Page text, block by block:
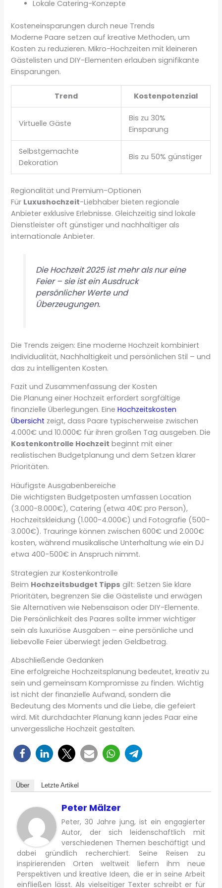
Lokale Catering-Konzepte
Kosteneinsparungen durch neue Trends
Moderne Paare setzen auf kreative Methoden, um
Kosten zu reduzieren. Mikro-Hochzeiten mit kleineren
Gästelisten und DIY-Elementen erlauben signifikante
Einsparungen.
Trend Kostenpotenzial
Virtuelle Gäste
Bis zu 30%
Einsparung
Selbstgemachte
Dekoration
Bis zu 50% günstiger
Regionalität und Premium-Optionen
Für Luxushochzeit-Liebhaber bieten regionale
Anbieter exklusive Erlebnisse. Gleichzeitig sind lokale
Dienstleister oft günstiger und nachhaltiger als
internationale Anbieter.
Die Hochzeit 2025 ist mehr als nur eine
Feier – sie ist ein Ausdruck
persönlicher Werte und
Überzeugungen.
Die Trends zeigen: Eine moderne Hochzeit kombiniert
Individualität, Nachhaltigkeit und persönlichen Stil – und
das zu intelligenten Kosten.
Fazit und Zusammenfassung der Kosten
Die Planung einer Hochzeit erfordert sorgfältige
finanzielle Überlegungen. EineHochzeitskosten
Übersicht zeigt, dass Paare typischerweise zwischen
4.000€ und 10.000€ für ihren großen Tag ausgeben. Die
Kostenkontrolle Hochzeit beginnt mit einer
realistischen Budgetplanung und dem Setzen klarer
Prioritäten.
Häufigste Ausgabenbereiche
Die wichtigsten Budgetposten umfassen Location
(3.000-8.000€), Catering (etwa 40€ pro Person),
Hochzeitskleidung (1.000-4.000€) und Fotografie (500-
3.000€). Trauringe können zwischen 600€ und 2.000€
kosten, während musikalische Unterhaltung wie ein DJ
etwa 400-500€ in Anspruch nimmt.
Strategien zur Kostenkontrolle
Beim Hochzeitsbudget Tipps gilt: Setzen Sie klare
Prioritäten, begrenzen Sie die Gästeliste und erwägen
Sie Alternativen wie Nebensaison oder DIY-Elemente.
Die Persönlichkeit des Paares sollte immer wichtiger
sein als luxuriöse Ausgaben – eine persönliche und
liebevolle Feier überwiegt jeden Geldbetrag.
Abschließende Gedanken
Eine erfolgreiche Hochzeitsplanung bedeutet, kreativ zu
sein und gemeinsam Kompromisse zu finden. Wichtig
ist nicht der finanzielle Aufwand, sondern die
Bedeutung des Moments und die Liebe, die gefeiert
wird. Mit durchdachter Planung kann jedes Paar eine
unvergessliche Hochzeit gestalten.
Über Letzte Artikel
Peter Mälzer
Peter, 30 Jahre jung, ist ein engagierter
Autor, der sich leidenschaftlich mit
verschiedenen Themen beschäftigt und
dabei gründlich recherchiert. Seine Reisen zu
inspirierenden Orten weltweit liefern ihm neue
Perspektiven und kreative Ideen, die er in seine Arbeit
einfließen lässt. Als vielseitiger Texter schreibt er für